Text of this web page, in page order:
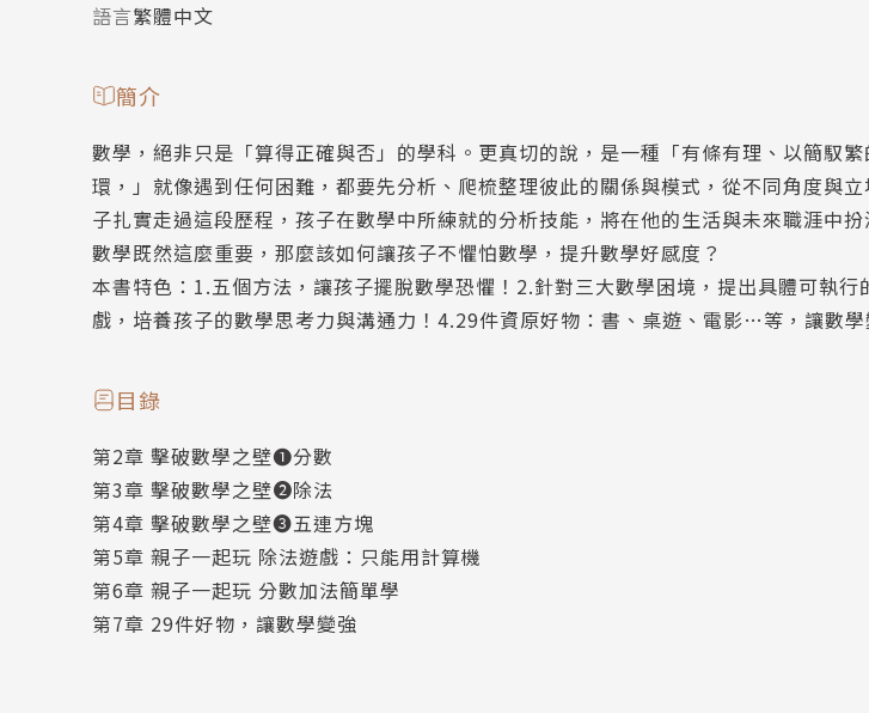
語言繁體中文
簡介
數學，絕非只是「算得正確與否」的學科。更真切的說，是一種「有條有理、以簡馭
環，」就像遇到任何困難，都要先分析、爬梳整理彼此的關係與模式，從不同角度與
子扎實走過這段歷程，孩子在數學中所練就的分析技能，將在他的生活與未來職涯中
數學既然這麼重要，那麼該如何讓孩子不懼怕數學，提升數學好感度？
本書特色：1.五個方法，讓孩子擺脫數學恐懼！2.針對三大數學困境，提出具體可執
戲，培養孩子的數學思考力與溝通力！4.29件資原好物：書、桌遊、電影…等，讓數學
目錄
第2章 擊破數學之壁❶分數
第3章 擊破數學之壁❷除法
第4章 擊破數學之壁❸五連方塊
第5章 親子一起玩 除法遊戲：只能用計算機
第6章 親子一起玩 分數加法簡單學
第7章 29件好物，讓數學變強